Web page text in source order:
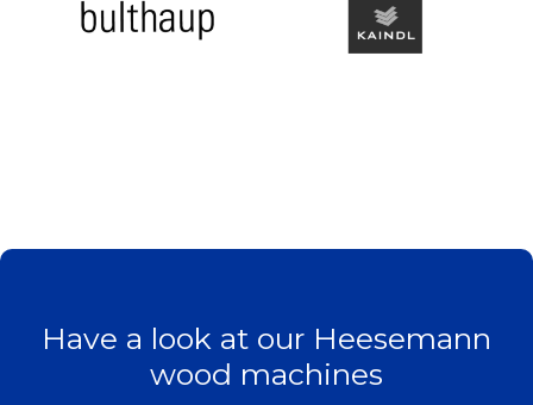
Have a look at our Heesemann
wood machines